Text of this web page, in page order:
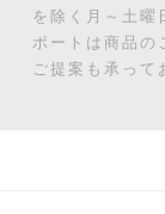
を除く月～土曜
ポートは商品の
ご提案も承って